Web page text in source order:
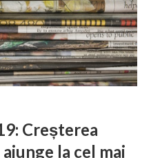
Creșterea
la cel mai